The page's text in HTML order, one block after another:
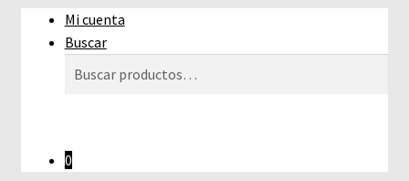
Mi cuenta
Buscar
0